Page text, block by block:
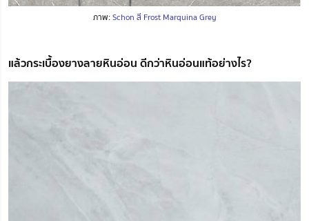
ภาพ:Schon สี Frost Marquina Grey
แล้วกระเบื้องยางลายหินอ่อน ดีกว่าหินอ่อนแท้อย่างไร?